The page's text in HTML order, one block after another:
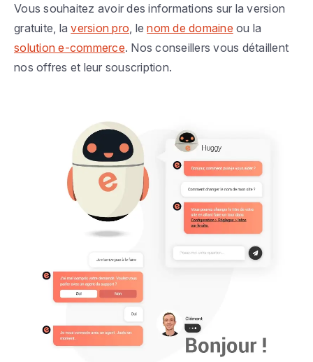
Vous souhaitez avoir des informations sur la version
gratuite, laversion pro , lenom de domaine ou la
solution e-commerce. Nos conseillers vous détaillent
nos offres et leur souscription.